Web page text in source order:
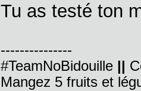
Tu as testé ton
---------------
#TeamNoBidouille ||
Mangez 5 fruits et